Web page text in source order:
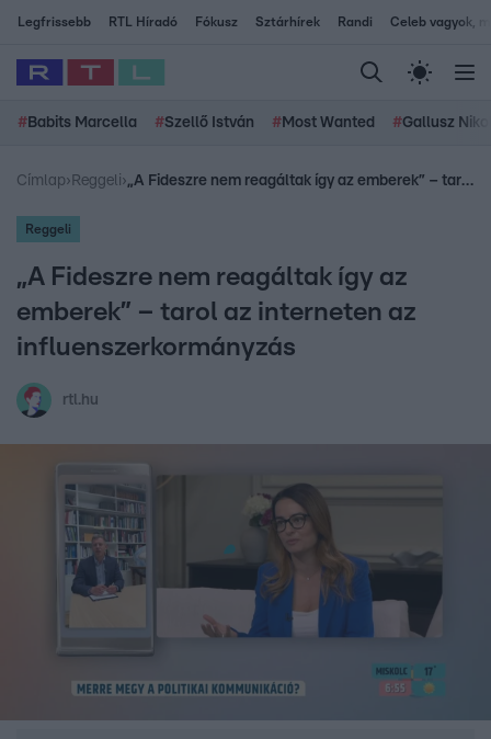
Legfrissebb RTL Híradó Fókusz Sztárhírek Randi Celeb vagyok,
# Babits Marcella #Szellő István # Most Wanted #Gallusz
Címlap› Reggeli› „A Fideszre nem reagáltak így az emberek” – tarol az interneten az influenszerkormányzás
Reggeli
„A Fideszre nem reagáltak így az
emberek” – tarol az interneten az
influenszerkormányzás
rtl.hu